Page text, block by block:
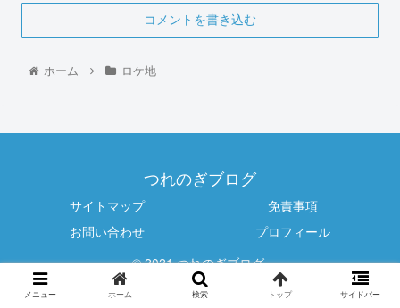
コメントを書き込む
ホーム ロケ地
つれのぎブログ
サイトマップ
免責事項
お問い合わせ
プロフィール
© 2021 つれのぎブログ.
メニュー ホーム 検索 トップ サイドバー